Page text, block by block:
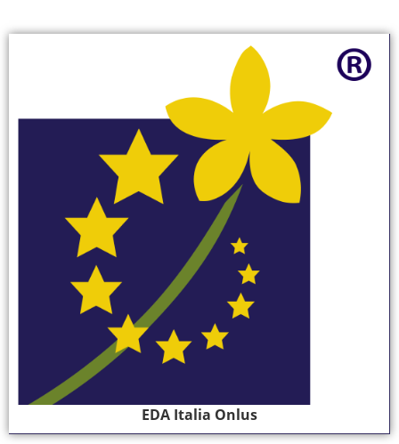
EDA Italia Onlus